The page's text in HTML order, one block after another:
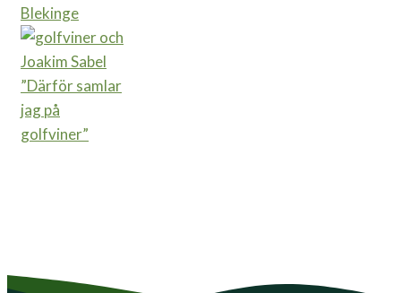
Blekinge
”Därför samlar
jag på
golfviner”